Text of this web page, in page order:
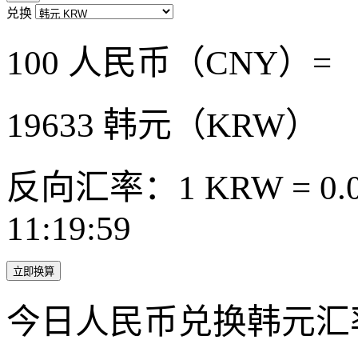
兑换
100 人民币（CNY）=
19633 韩元（KRW）
反向汇率：1 KRW =
11:19:59
立即换算
今日人民币兑换韩元